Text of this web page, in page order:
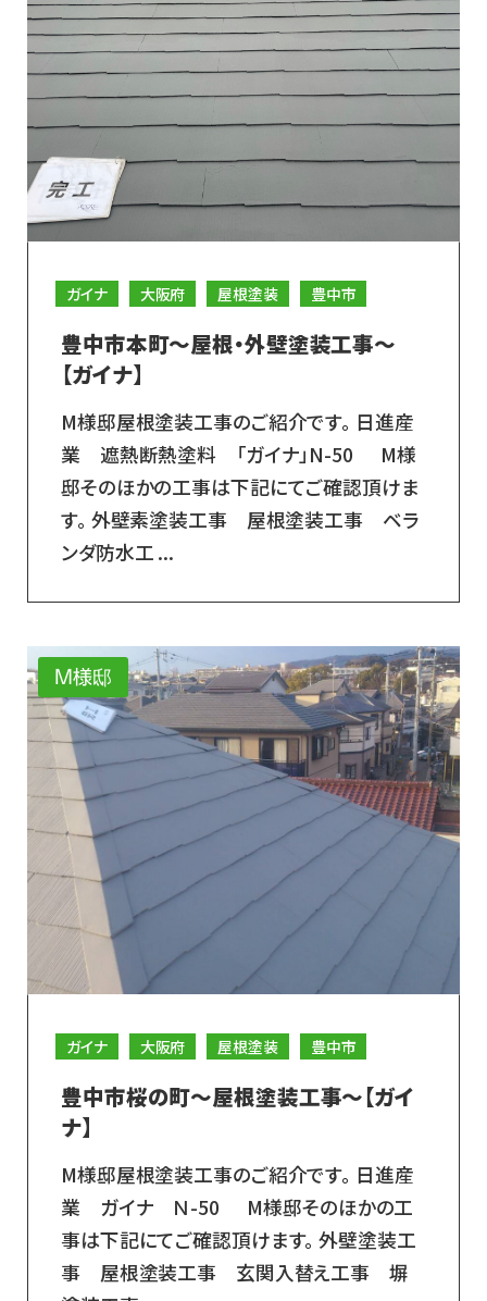
ガイナ 大阪府 屋根塗装 豊中市
豊中市本町～屋根・外壁塗装工事～
【ガイナ】
M様邸屋根塗装工事のご紹介です。 日進産
業 遮熱断熱塗料 「ガイナ」N-50 M様
邸そのほかの工事は下記にてご確認頂けま
す。 外壁素塗装工事 屋根塗装工事 ベラ
ンダ防水工 ...
M様邸
ガイナ 大阪府 屋根塗装 豊中市
豊中市桜の町～屋根塗装工事～【ガイ
ナ】
M様邸屋根塗装工事のご紹介です。 日進産
業 ガイナ Ｎ-50 M様邸そのほかの工
事は下記にてご確認頂けます。 外壁塗装工
事 屋根塗装工事 玄関入替え工事 塀